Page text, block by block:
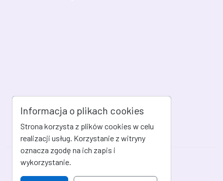
Informacja o plikach cookies
Strona korzysta z plików cookies w celu
realizacji usług. Korzystanie z witryny
oznacza zgodę na ich zapis i
wykorzystanie.